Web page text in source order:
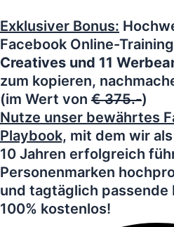
Exklusiver Bonus:
Facebook Online-
Creatives und 11
zum kopieren,
(im Wert von € 375.-)
Nutze unser bewährtes
Playbook, mit dem wir
10 Jahren erfolgreich
Personenmarken
und tagtäglich passende
100% kostenlos!